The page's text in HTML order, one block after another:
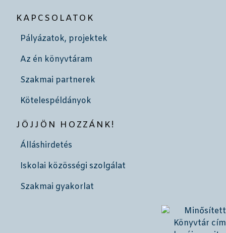
KAPCSOLATOK
Pályázatok, projektek
Az én könyvtáram
Szakmai partnerek
Kötelespéldányok
JÖJJÖN HOZZÁNK!
Álláshirdetés
Iskolai közösségi szolgálat
Szakmai gyakorlat